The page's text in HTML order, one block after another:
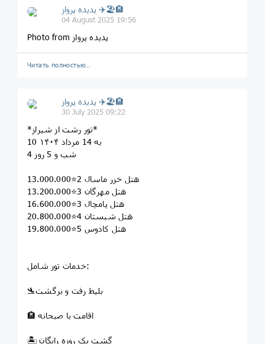
پديده پرواز ✈️🏖🏨
04 August 2025 19:56
Photo from پدیده پرواز
Читать полностью…
پديده پرواز ✈️🏖🏨
30 July 2025 09:22
*تور رشت از شیراز*
10 به 14 مرداد ۱۴۰۴
4 شب و 5 روز
هتل خزر ماسال 2⭐13.000.000
هتل مهرگان 3⭐13.200.000
هتل پامچال 3⭐16.600.000
هتل شبستان 4⭐20.800.000
هتل کادوس 5⭐19.800.000
خدمات تور شامل:
🛬بلیط رفت و برگشت
🏨 اقامت با صبحانه
🏝️ گشت یک روزه رایگان